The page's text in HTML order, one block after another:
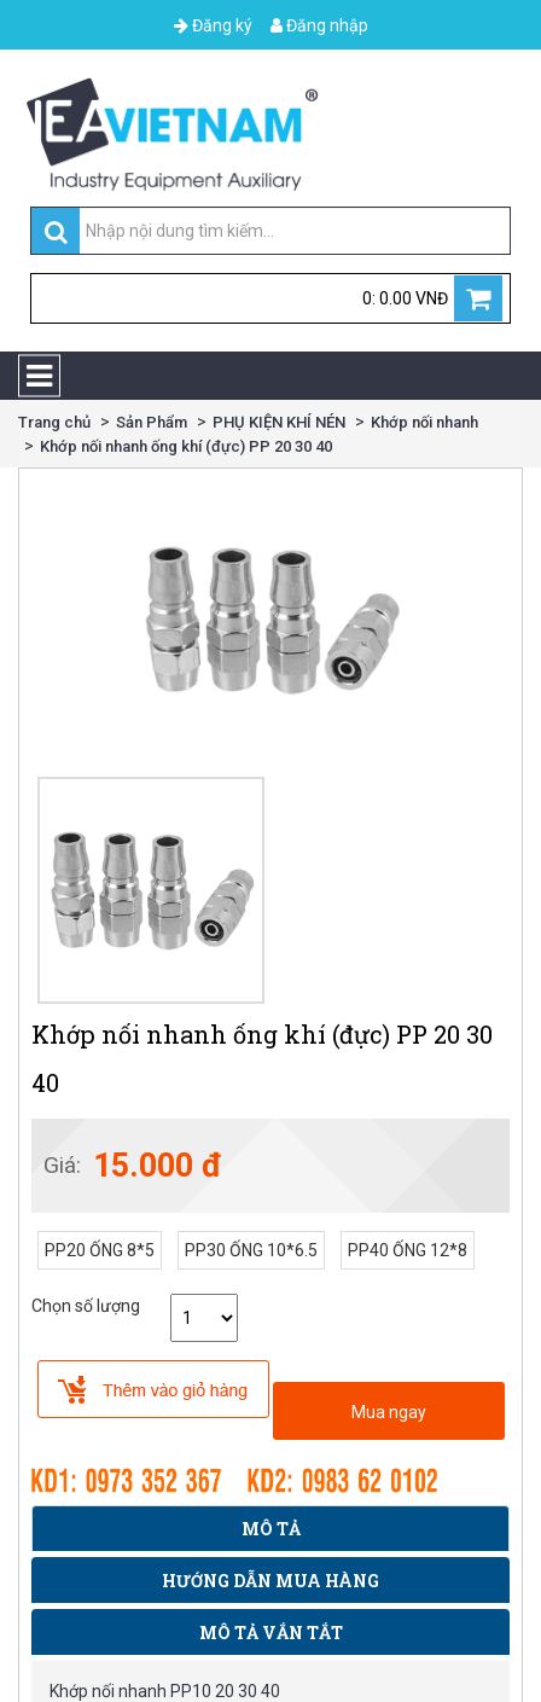
Đăng ký Đăng nhập
0: 0.00 VNĐ
Trang chủ Sản Phẩm PHỤ KIỆN KHÍ NÉN
Khớp nối nhanh
Khớp nối nhanh ống khí (đực) PP 20 30 40
Khớp nối nhanh ống khí (đực) PP 20 30
40
Giá: 15.000 đ
PP20 ỐNG 8*5 PP30 ỐNG 10*6.5 PP40 ỐNG 12*8
Chọn số lượng
Mua ngay
MÔ TẢ
HƯỚNG DẪN MUA HÀNG
MÔ TẢ VẮN TẮT
Khớp nối nhanh PP10 20 30 40